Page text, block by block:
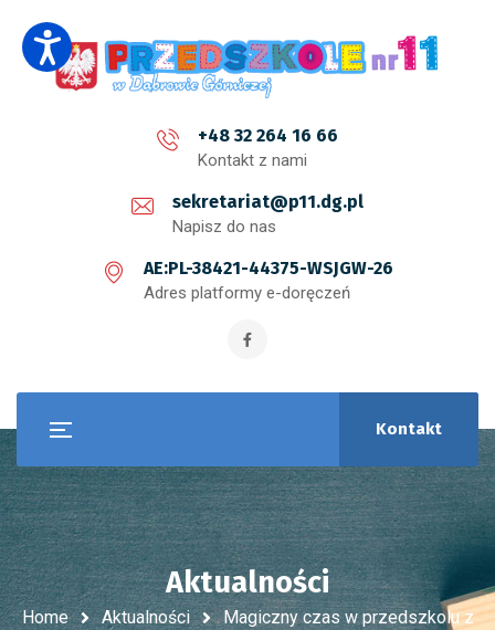
+48 32 264 16 66
Kontakt z nami
sekretariat@p11.dg.pl
Napisz do nas
AE:PL-38421-44375-WSJGW-26
Adres platformy e-doręczeń
Kontakt
Aktualności
Home Aktualności
Magiczny czas w przedszkolu z